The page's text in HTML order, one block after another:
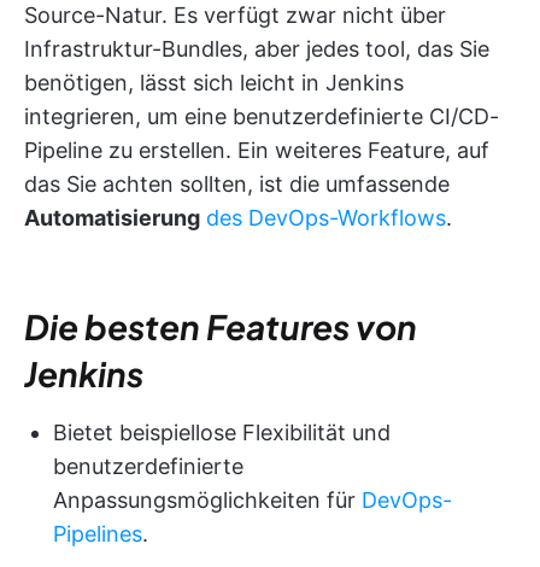
Source-Natur. Es verfügt zwar nicht über
Infrastruktur-Bundles, aber jedes tool, das Sie
benötigen, lässt sich leicht in Jenkins
integrieren, um eine benutzerdefinierte CI/CD-
Pipeline zu erstellen. Ein weiteres Feature, auf
das Sie achten sollten, ist die umfassende
Automatisierung des DevOps-Workflows.
Die besten Features von
Jenkins
Bietet beispiellose Flexibilität und
benutzerdefinierte
Anpassungsmöglichkeiten für DevOps-
Pipelines.